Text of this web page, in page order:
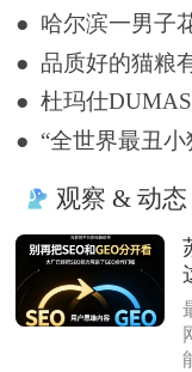
● 杜玛仕
观察 & 动态